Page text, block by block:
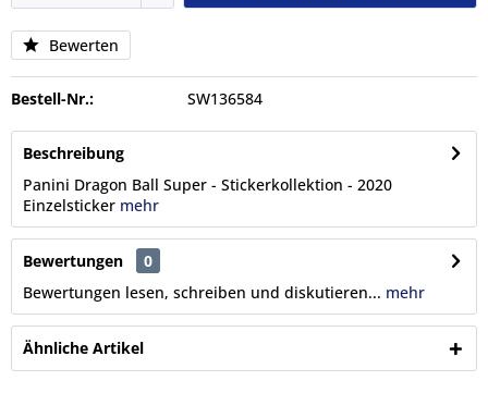
Bewerten
Bestell-Nr.: SW136584
Beschreibung
Panini Dragon Ball Super - Stickerkollektion - 2020
Einzelsticker mehr
Bewertungen
0
Bewertungen lesen, schreiben und diskutieren... mehr
Ähnliche Artikel